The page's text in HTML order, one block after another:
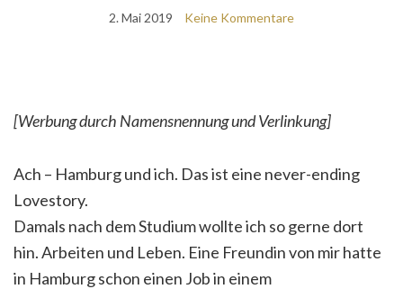
2. Mai 2019 Keine Kommentare
[Werbung durch Namensnennung und Verlinkung]
Ach – Hamburg und ich. Das ist eine never-ending
Lovestory.
Damals nach dem Studium wollte ich so gerne dort
hin. Arbeiten und Leben. Eine Freundin von mir hatte
in Hamburg schon einen Job in einem